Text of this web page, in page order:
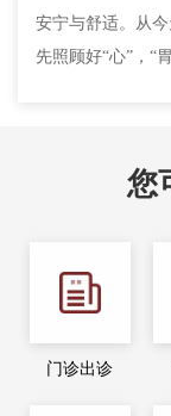
安宁与舒适。从
先照顾好“心”，“
您
门诊出诊